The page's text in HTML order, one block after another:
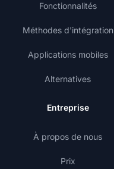
Fonctionnalités
Méthodes d'intégration
Applications mobiles
Alternatives
Entreprise
À propos de nous
Prix